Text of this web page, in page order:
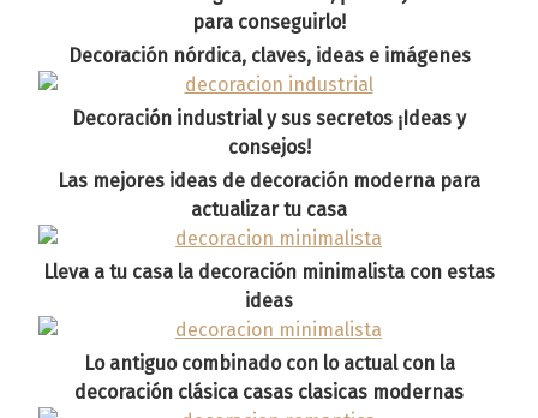
para conseguirlo!
Decoración nórdica, claves, ideas e imágenes
Decoración industrial y sus secretos ¡Ideas y
consejos!
Las mejores ideas de decoración moderna para
actualizar tu casa
Lleva a tu casa la decoración minimalista con estas
ideas
Lo antiguo combinado con lo actual con la
decoración clásica casas clasicas modernas